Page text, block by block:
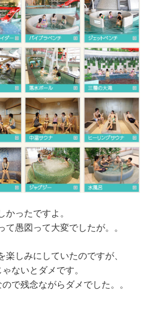
ったですよ。
愚図って大変でしたが。。
楽しみにしていたのですが、
ないとダメです。
で残念ながらダメでした。。